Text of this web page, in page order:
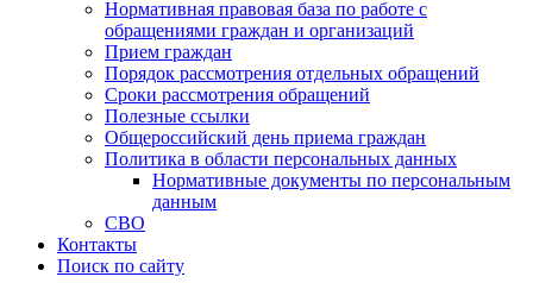
Нормативная правовая база по работе с
обращениями граждан и организаций
Прием граждан
Порядок рассмотрения отдельных обращений
Сроки рассмотрения обращений
Полезные ссылки
Общероссийский день приема граждан
Политика в области персональных данных
Нормативные документы по персональным
данным
СВО
Контакты
Поиск по сайту